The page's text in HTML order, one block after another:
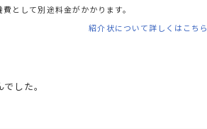
として別途料金がかかります。
紹介状について詳しくはこちら
した。